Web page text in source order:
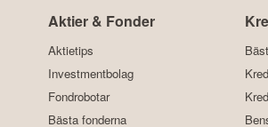
Aktier & Fonder
Aktietips
Investmentbolag
Fondrobotar
Bästa fonderna